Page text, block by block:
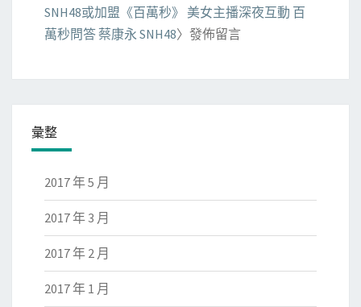
SNH48或加盟《百萬秒》 美女主播深夜互動 百
萬秒問答 蔡康永 SNH48〉發佈留言
彙整
2017 年 5 月
2017 年 3 月
2017 年 2 月
2017 年 1 月